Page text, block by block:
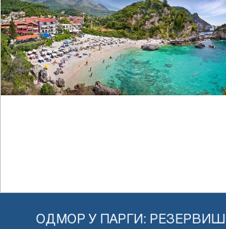
ОДМОР У ПАРГИ: